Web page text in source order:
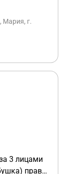
Мария, г.
3 лицами
права